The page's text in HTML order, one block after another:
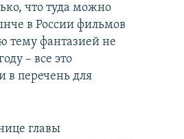
что туда можно
в России фильмов
тему фантазией не
– все это
в перечень для
главы